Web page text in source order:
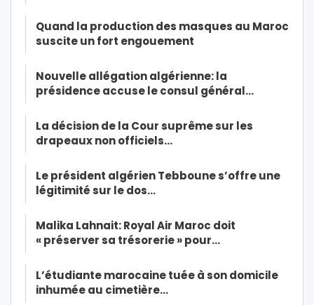
Quand la production des masques au Maroc
suscite un fort engouement
Nouvelle allégation algérienne: la
présidence accuse le consul général…
La décision de la Cour suprême sur les
drapeaux non officiels…
Le président algérien Tebboune s’offre une
légitimité sur le dos…
Malika Lahnait: Royal Air Maroc doit
« préserver sa trésorerie » pour…
L’étudiante marocaine tuée à son domicile
inhumée au cimetière…